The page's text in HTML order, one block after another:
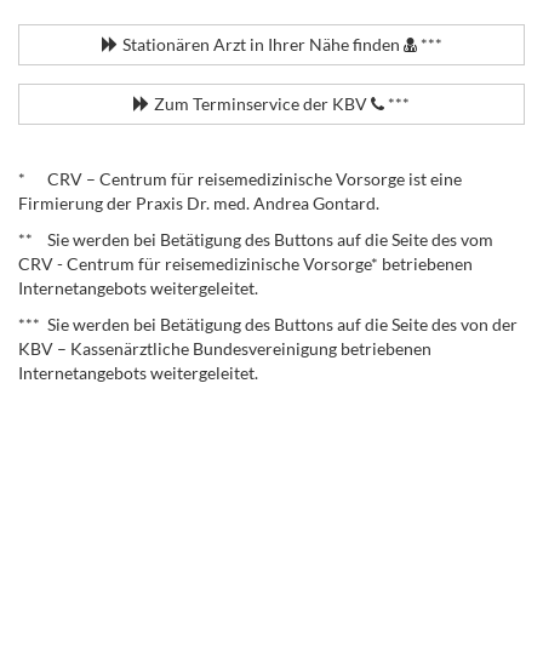
Stationären Arzt in Ihrer Nähe finden ***
Zum Terminservice der KBV ***
* CRV – Centrum für reisemedizinische Vorsorge ist eine
Firmierung der Praxis Dr. med. Andrea Gontard.
** Sie werden bei Betätigung des Buttons auf die Seite des vom
CRV - Centrum für reisemedizinische Vorsorge* betriebenen
Internetangebots weitergeleitet.
*** Sie werden bei Betätigung des Buttons auf die Seite des von der
KBV – Kassenärztliche Bundesvereinigung betriebenen
Internetangebots weitergeleitet.